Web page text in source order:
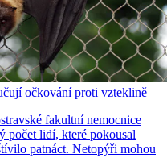
očkování proti vzteklině
fakultní nemocnice
počet lidí, které pokousal
patnáct. Netopýři mohou